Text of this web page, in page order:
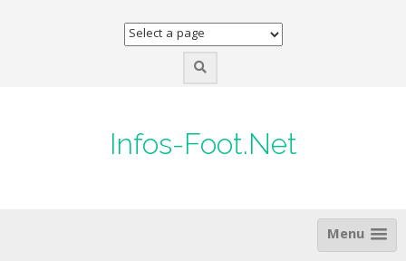
Infos-Foot.Net
Menu